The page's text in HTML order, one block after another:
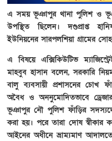
এ সময় ভূঞাপুর থানা পুলিশ ও
উপস্থিত ছিলেন। দণ্ডপ্রাপ্ত
ইউনিয়নের সারপলশিয়া গ্রামের
এ বিষয়ে এক্সিকিউটিভ
মাহবুব হাসান বলেন, সরকারি
বালু ব্যবসায়ী প্রশাসনের চোখ
অবৈধ ও অননুমোদিতভাবে
ভূঞাপুর নৌ পুলিশ ফাঁড়ির
করা হয়। পরে তারা দোষ স্বীকার
আইনের অধীনে ভ্রাম্যমাণ